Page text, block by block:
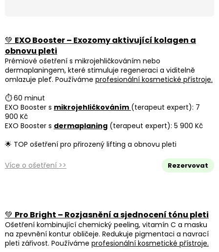
💚 EXO Booster – Exozomy aktivující kolagen a
obnovu pleti
Prémiové ošetření s mikrojehličkováním nebo
dermaplaningem, které stimuluje regeneraci a viditelně
omlazuje pleť. Používáme profesionální kosmetické přístroje.
⏱ 60 minut
EXO Booster s mikrojehličkováním (terapeut expert): 7
900 Kč
EXO Booster s dermaplaning (terapeut expert): 5 900 Kč
🌟 TOP ošetření pro přirozený lifting a obnovu pleti
Více o ošetření >> Rezervovat
💚 Pro Bright – Rozjasnění a sjednocení tónu pleti
Ošetření kombinující chemický peeling, vitamín C a masku
na zpevnění kontur obličeje. Redukuje pigmentaci a navrací
pleti zářivost. Používáme profesionální kosmetické přístroje.